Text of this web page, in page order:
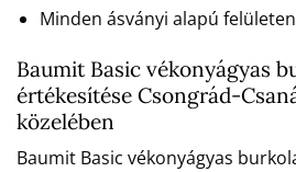
Minden ásványi alapú
Baumit Basic vékonyágyas
értékesítése Csongrád-
közelében
Baumit Basic vékonyágyas